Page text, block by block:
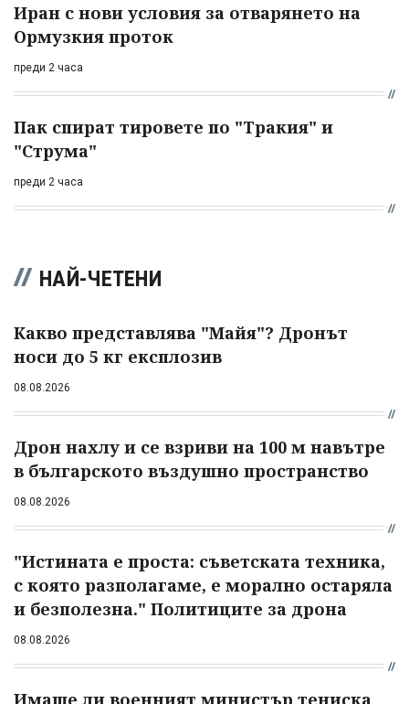
Иран с нови условия за отварянето на
Ормузкия проток
преди 2 часа
Пак спират тировете по "Тракия" и
"Струма"
преди 2 часа
НАЙ-ЧЕТЕНИ
Какво представлява "Майя"? Дронът
носи до 5 кг експлозив
08.08.2026
Дрон нахлу и се взриви на 100 м навътре
в българското въздушно пространство
08.08.2026
"Истината е проста: съветската техника,
с която разполагаме, е морално остаряла
и безполезна." Политиците за дрона
08.08.2026
Имаше ли военният министър тениска